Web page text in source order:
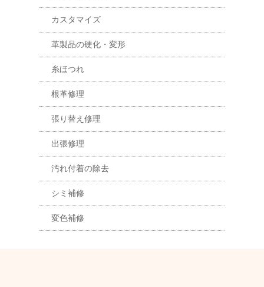
カスタマイズ
革製品の硬化・変形
糸ほつれ
根革修理
張り替え修理
出張修理
汚れ付着の除去
シミ補修
変色補修